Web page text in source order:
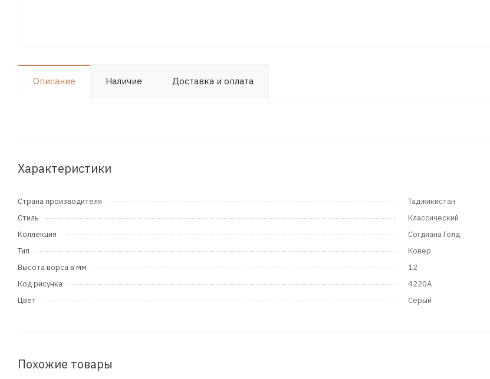
Описание Наличие Доставка и оплата
Характеристики
Страна производителя
Таджикистан
Стиль
Классический
Коллекция
Согдиана Голд
Тип
Ковер
Высота ворса в мм
12
Код рисунка
4220A
Цвет
Серый
Похожие товары